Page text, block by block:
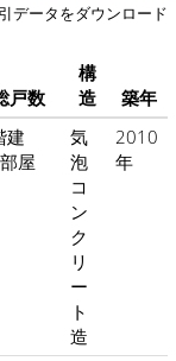
データをダウンロード
戸数
構
造
築年
建
屋
気
泡
コ
ン
ク
リ
ー
ト
造
2010
年